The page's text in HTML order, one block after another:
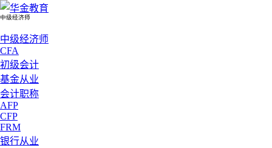
中级经济师
中级经济师
CFA
初级会计
基金从业
会计职称
AFP
CFP
FRM
银行从业